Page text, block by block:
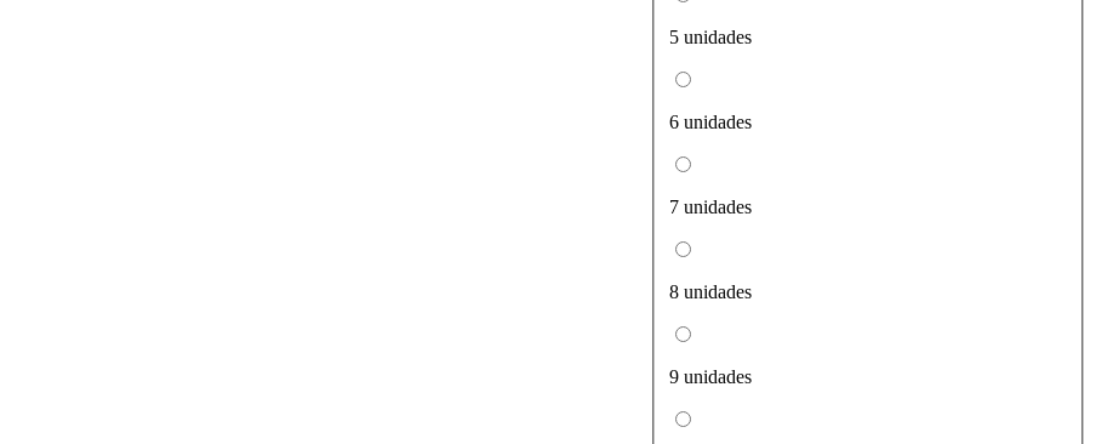
5 unidades
6 unidades
7 unidades
8 unidades
9 unidades